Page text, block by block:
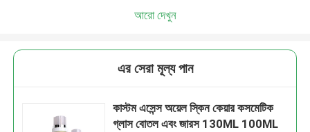
আরো দেখুন
এর সেরা মূল্য পান
কাস্টম এসেন্স অয়েল স্কিন কেয়ার কসমেটিক
গ্লাস বোতল এবং জারস 130ML 100ML